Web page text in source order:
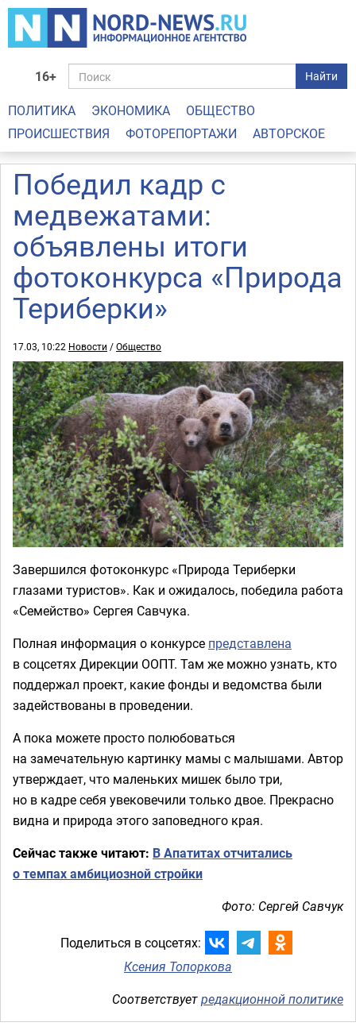
16+ Найти
ПОЛИТИКА ЭКОНОМИКА
ОБЩЕСТВО
ПРОИСШЕСТВИЯ
ФОТОРЕПОРТАЖИ АВТОРСКОЕ
Победил кадр с
медвежатами:
объявлены итоги
фотоконкурса «Природа
Териберки»
17.03, 10:22 Новости /Общество
Завершился фотоконкурс «Природа Териберки
глазами туристов». Как и ожидалось, победила работа
«Семейство» Сергея Савчука.
Полная информация о конкурсе представлена
в соцсетях Дирекции ООПТ. Там же можно узнать, кто
поддержал проект, какие фонды и ведомства были
задействованы в проведении.
А пока можете просто полюбоваться
на замечательную картинку мамы с малышами. Автор
утверждает, что маленьких мишек было три,
но в кадре себя увековечили только двое. Прекрасно
видна и природа этого заповедного края.
Сейчас также читают: В Апатитах отчитались
о темпах амбициозной стройки
Фото: Сергей Савчук
Поделиться в соцсетях:
Ксения Топоркова
Соответствуетредакционной политике